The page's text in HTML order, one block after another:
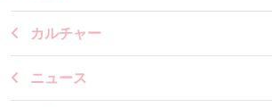
カルチャー
ニュース